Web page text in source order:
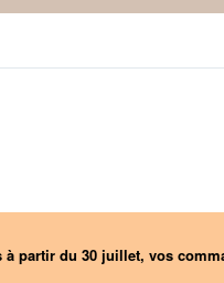
à partir du 30 juillet, vos